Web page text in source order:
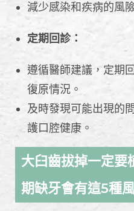
減少感染和疾病的風
定期回診：
遵循醫師建議，定期
復原情況。
及時發現可能出現的
護口腔健康。
大臼齒拔掉一定要
期缺牙會有這5種